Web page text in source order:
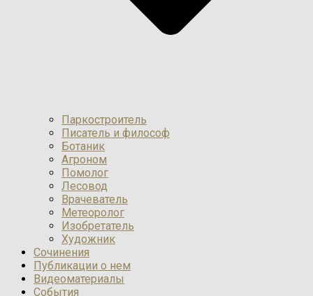
Паркостроитель
Писатель и философ
Ботаник
Агроном
Помолог
Лесовод
Врачеватель
Метеоролог
Изобретатель
Художник
Сочинения
Публикации о нем
Видеоматериалы
События